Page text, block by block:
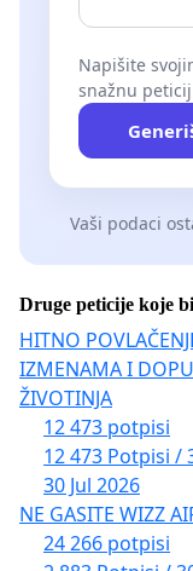
Napišite
snažnu
Vaši podaci
Druge peticije koje
HITNO
IZMENAMA I
ŽIVOTINJA
12 473 potpisi
12 473 Potpisi /
30 Jul 2026
NE GASITE WIZZ
24 266 potpisi